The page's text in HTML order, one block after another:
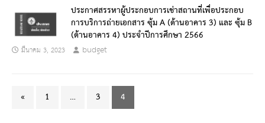
ประกาศสรรหาผู้ประกอบการเช่าสถานที่เพื่อประกอบ
การบริการถ่ายเอกสาร ซุ้ม A (ด้านอาคาร 3) และ ซุ้ม B
(ด้านอาคาร 4) ประจำปีการศึกษา 2566
มีนาคม 3, 2023 budget
« 1 … 3 4